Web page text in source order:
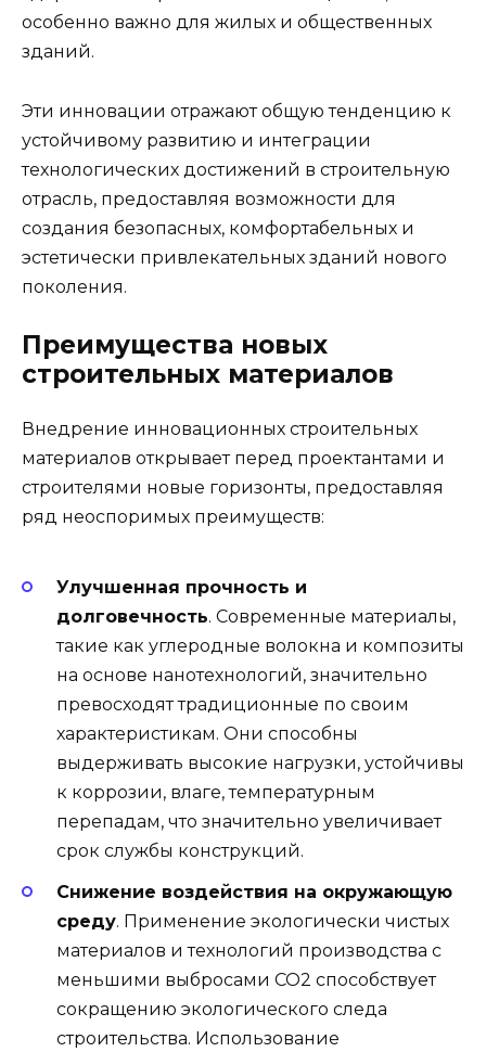
особенно важно для жилых и общественных
зданий.
Эти инновации отражают общую тенденцию к
устойчивому развитию и интеграции
технологических достижений в строительную
отрасль, предоставляя возможности для
создания безопасных, комфортабельных и
эстетически привлекательных зданий нового
поколения.
Преимущества новых
строительных материалов
Внедрение инновационных строительных
материалов открывает перед проектантами и
строителями новые горизонты, предоставляя
ряд неоспоримых преимуществ:
Улучшенная прочность и
долговечность. Современные материалы,
такие как углеродные волокна и композиты
на основе нанотехнологий, значительно
превосходят традиционные по своим
характеристикам. Они способны
выдерживать высокие нагрузки, устойчивы
к коррозии, влаге, температурным
перепадам, что значительно увеличивает
срок службы конструкций.
Снижение воздействия на окружающую
среду. Применение экологически чистых
материалов и технологий производства с
меньшими выбросами CO2 способствует
сокращению экологического следа
строительства. Использование